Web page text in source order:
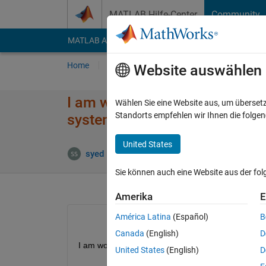
MATLAB Hilfe-Center Community
MATLAB Answers File Exchange Cody
Home Fragen Antworten Durchsuchen
I am working with a
system built DC/AC inverter
syed Khawar Shah 13 Jun. 2020
I am working with a renewable energy project. I
Website auswählen
Wählen Sie eine Website aus, um
Standorts empfehlen wir Ihnen die
United States
Sie können auch eine Website aus der
Amerika
América Latina (Español)
Canada (English)
United States (English)